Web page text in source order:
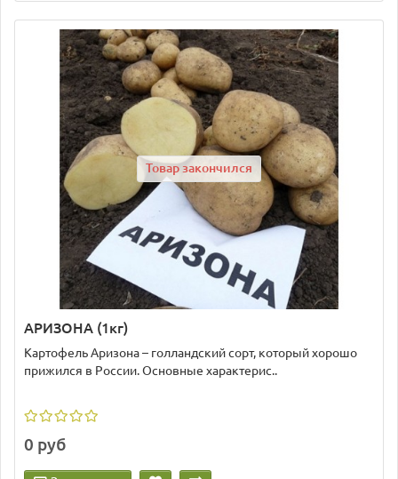
Товар закончился
АРИЗОНА (1кг)
Картофель Аризона – голландский сорт, который хорошо
прижился в России. Основные характерис..
0 руб